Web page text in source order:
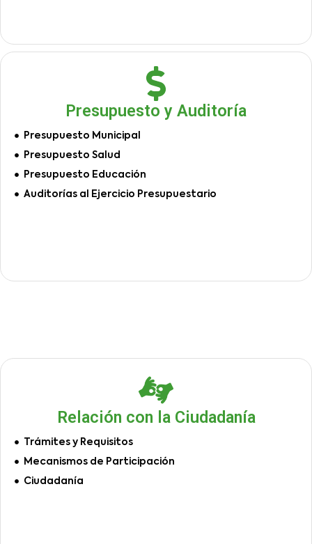
Presupuesto y Auditoría
Presupuesto Municipal
Presupuesto Salud
Presupuesto Educación
Auditorías al Ejercicio Presupuestario
Relación con la Ciudadanía
Trámites y Requisitos
Mecanismos de Participación
Ciudadanía